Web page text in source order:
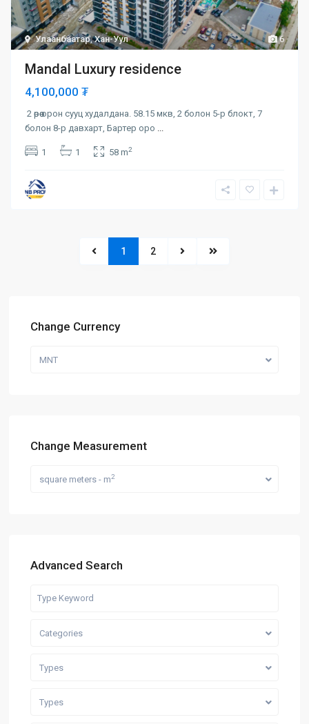
6
Улаанбаатар,Хан-Уул
Mandal Luxury residence
4,100,000 ₮
2 өрөө орон сууц худалдана. 58.15 мкв, 2 болон 5-р блокт, 7
болон 8-р давхарт, Бартер оро
1 1 58 m2
1 2
Change Currency
MNT
Change Measurement
square meters - m2
Advanced Search
Categories
Types
Types